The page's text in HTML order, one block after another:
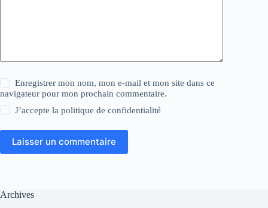
Enregistrer mon nom, mon e-mail et mon site dans ce
navigateur pour mon prochain commentaire.
J’accepte lapolitique de confidentialité
Laisser un commentaire
Archives